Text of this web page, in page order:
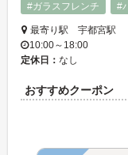
#ガラスフレンチ
#
最寄り駅 宇都宮駅
10:00～18:00
定休日： なし
おすすめクーポン